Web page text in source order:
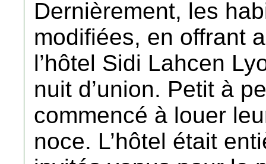
Dernièrement, les
modifiées, en offrant
l’hôtel Sidi Lahcen
nuit d’union. Petit à
commencé à louer
noce. L’hôtel était